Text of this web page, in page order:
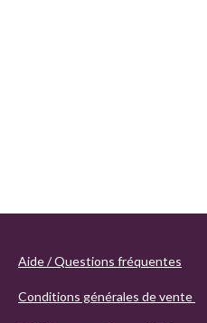
Aide / Questions fréquentes
Conditions générales de vente